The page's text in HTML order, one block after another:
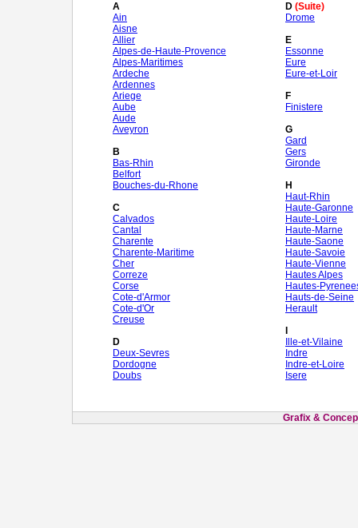
A
Ain
Aisne
Allier
Alpes-de-Haute-Provence
Alpes-Maritimes
Ardeche
Ardennes
Ariege
Aube
Aude
Aveyron
B
Bas-Rhin
Belfort
Bouches-du-Rhone
C
Calvados
Cantal
Charente
Charente-Maritime
Cher
Correze
Corse
Cote-d'Armor
Cote-d'Or
Creuse
D
Deux-Sevres
Dordogne
Doubs
D (Suite)
Drome
E
Essonne
Eure
Eure-et-Loir
F
Finistere
G
Gard
Gers
Gironde
H
Haut-Rhin
Haute-Garonne
Haute-Loire
Haute-Marne
Haute-Saone
Haute-Savoie
Haute-Vienne
Hautes Alpes
Hautes-
Hauts-de-Seine
Herault
Ille-et-Vilaine
Indre
Indre-et-Loire
Isere
Grafix &